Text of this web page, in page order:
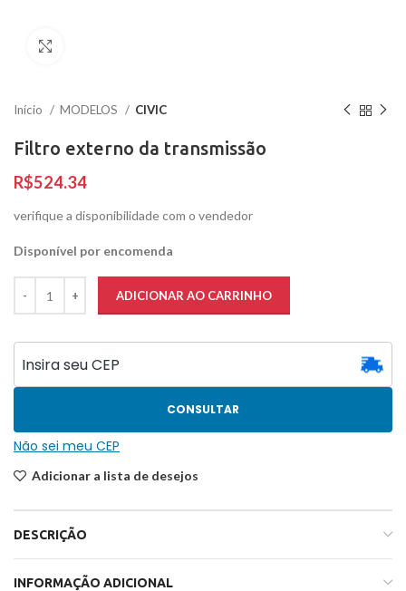
Início MODELOS CIVIC
Filtro externo da transmissão
R$
verifique a disponibilidade com o vendedor
Disponível por encomenda
ADICIONAR AO CARRINHO
CONSULTAR
Não sei meu CEP
Adicionar a lista de desejos
DESCRIÇÃO
INFORMAÇÃO ADICIONAL